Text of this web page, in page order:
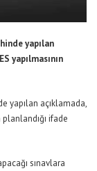
yapılan
yapılmasının
yapılan açıklamada,
planlandığı ifade
sınavlara